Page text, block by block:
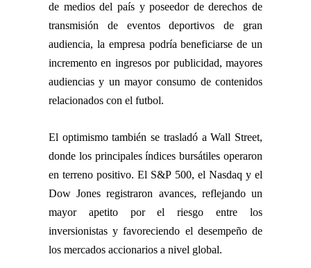
de medios del país y poseedor de derechos de
transmisión de eventos deportivos de gran
audiencia, la empresa podría beneficiarse de un
incremento en ingresos por publicidad, mayores
audiencias y un mayor consumo de contenidos
relacionados con el futbol.
El optimismo también se trasladó a Wall Street,
donde los principales índices bursátiles operaron
en terreno positivo. El S&P 500, el Nasdaq y el
Dow Jones registraron avances, reflejando un
mayor apetito por el riesgo entre los
inversionistas y favoreciendo el desempeño de
los mercados accionarios a nivel global.